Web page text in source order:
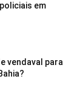
em
vendaval para